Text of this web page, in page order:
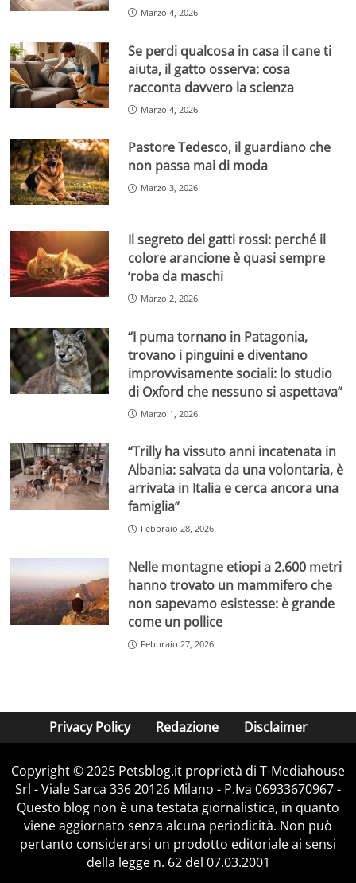
Marzo 4, 2026
Se perdi qualcosa in casa il cane ti
aiuta, il gatto osserva: cosa
racconta davvero la scienza
Marzo 4, 2026
Pastore Tedesco, il guardiano che
non passa mai di moda
Marzo 3, 2026
Il segreto dei gatti rossi: perché il
colore arancione è quasi sempre
‘roba da maschi
Marzo 2, 2026
“I puma tornano in Patagonia,
trovano i pinguini e diventano
improvvisamente sociali: lo studio
di Oxford che nessuno si aspettava”
Marzo 1, 2026
“Trilly ha vissuto anni incatenata in
Albania: salvata da una volontaria, è
arrivata in Italia e cerca ancora una
famiglia”
Febbraio 28, 2026
Nelle montagne etiopi a 2.600 metri
hanno trovato un mammifero che
non sapevamo esistesse: è grande
come un pollice
Febbraio 27, 2026
Privacy Policy Redazione Disclaimer
Copyright © 2025 Petsblog.it proprietà di T-Mediahouse
Srl - Viale Sarca 336 20126 Milano - P.Iva 06933670967 -
Questo blog non è una testata giornalistica, in quanto
viene aggiornato senza alcuna periodicità. Non può
pertanto considerarsi un prodotto editoriale ai sensi
della legge n. 62 del 07.03.2001